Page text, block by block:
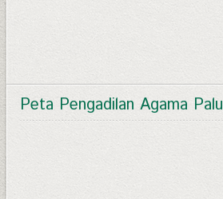
Peta Pengadilan Agama Palu